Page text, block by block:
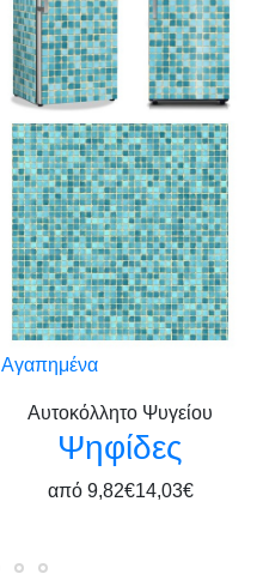
Αγαπημένα
Αυτοκόλλητο Ψυγείου
Ψηφίδες
από 9,82€14,03€